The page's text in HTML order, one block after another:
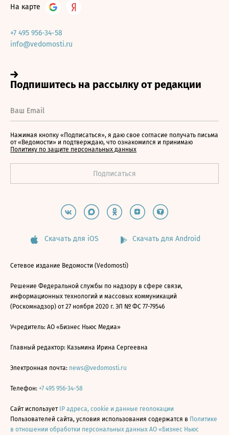
На карте
+7 495 956-34-58
info@vedomosti.ru
Нажимая кнопку «Подписаться», я даю свое согласие получать письма
от «Ведомости» и подтверждаю, что ознакомился и принимаю
Политику по защите персональных данных
Скачать для iOS Скачать для Android
Сетевое издание Ведомости (Vedomosti)
Решение Федеральной службы по надзору в сфере связи,
информационных технологий и массовых коммуникаций
(Роскомнадзор) от 27 ноября 2020 г. ЭЛ № ФС 77-79546
Учредитель: АО «Бизнес Ньюс Медиа»
Главный редактор: Казьмина Ирина Сергеевна
Электронная почта: news@vedomosti.ru
Телефон: +7 495 956-34-58
Сайт использует IP адреса, cookie и данные геолокации
Пользователей сайта, условия использования содержатся в Политике
в отношении обработки персональных данных АО «Бизнес Ньюс